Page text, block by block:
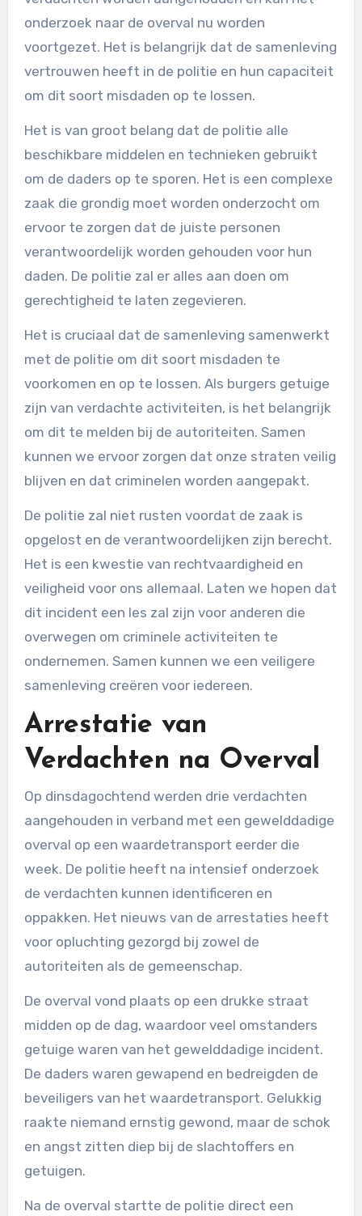
onderzoek naar de overval nu worden
voortgezet. Het is belangrijk dat de samenleving
vertrouwen heeft in de politie en hun capaciteit
om dit soort misdaden op te lossen.
Het is van groot belang dat de politie alle
beschikbare middelen en technieken gebruikt
om de daders op te sporen. Het is een complexe
zaak die grondig moet worden onderzocht om
ervoor te zorgen dat de juiste personen
verantwoordelijk worden gehouden voor hun
daden. De politie zal er alles aan doen om
gerechtigheid te laten zegevieren.
Het is cruciaal dat de samenleving samenwerkt
met de politie om dit soort misdaden te
voorkomen en op te lossen. Als burgers getuige
zijn van verdachte activiteiten, is het belangrijk
om dit te melden bij de autoriteiten. Samen
kunnen we ervoor zorgen dat onze straten veilig
blijven en dat criminelen worden aangepakt.
De politie zal niet rusten voordat de zaak is
opgelost en de verantwoordelijken zijn berecht.
Het is een kwestie van rechtvaardigheid en
veiligheid voor ons allemaal. Laten we hopen dat
dit incident een les zal zijn voor anderen die
overwegen om criminele activiteiten te
ondernemen. Samen kunnen we een veiligere
samenleving creëren voor iedereen.
Arrestatie van
Verdachten na Overval
Op dinsdagochtend werden drie verdachten
aangehouden in verband met een gewelddadige
overval op een waardetransport eerder die
week. De politie heeft na intensief onderzoek
de verdachten kunnen identificeren en
oppakken. Het nieuws van de arrestaties heeft
voor opluchting gezorgd bij zowel de
autoriteiten als de gemeenschap.
De overval vond plaats op een drukke straat
midden op de dag, waardoor veel omstanders
getuige waren van het gewelddadige incident.
De daders waren gewapend en bedreigden de
beveiligers van het waardetransport. Gelukkig
raakte niemand ernstig gewond, maar de schok
en angst zitten diep bij de slachtoffers en
getuigen.
Na de overval startte de politie direct een